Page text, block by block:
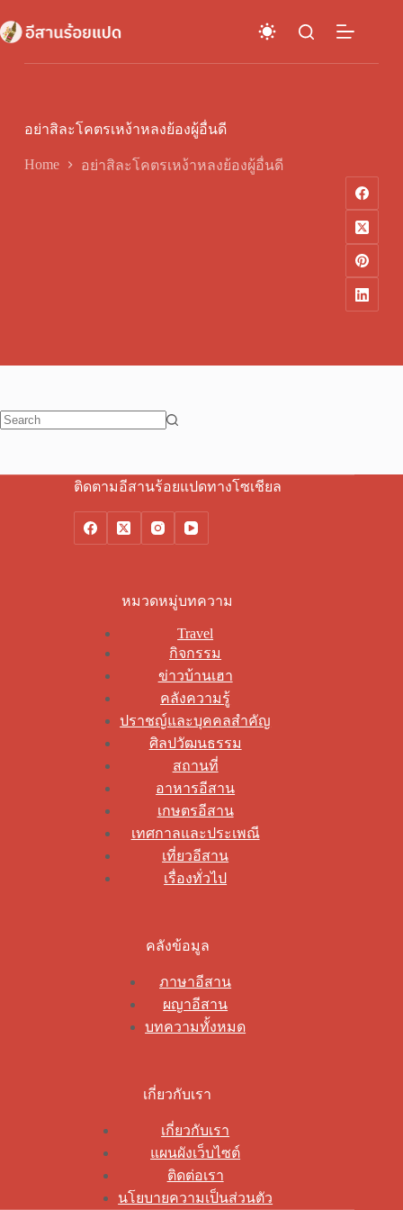
to
content
อย่าสิละโคตรเหง้าหลงย้องผู้อื่นดี
Home อย่าสิละโคตรเหง้าหลงย้องผู้อื่นดี
ติดตามอีสานร้อยแปดทางโซเชียล
หมวดหมู่บทความ
Travel
กิจกรรม
ข่าวบ้านเฮา
คลังความรู้
ปราชญ์และบุคคลสำคัญ
ศิลปวัฒนธรรม
สถานที่
อาหารอีสาน
เกษตรอีสาน
เทศกาลและประเพณี
เที่ยวอีสาน
เรื่องทั่วไป
คลังข้อมูล
ภาษาอีสาน
ผญาอีสาน
บทความทั้งหมด
เกี่ยวกับเรา
เกี่ยวกับเรา
แผนผังเว็บไซต์
ติดต่อเรา
นโยบายความเป็นส่วนตัว